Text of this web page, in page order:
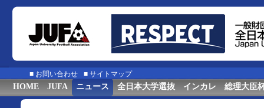
■ お問い合わせ ■ サイトマップ
HOME JUFA ニュース 全日本大学選抜 インカレ 総理大臣